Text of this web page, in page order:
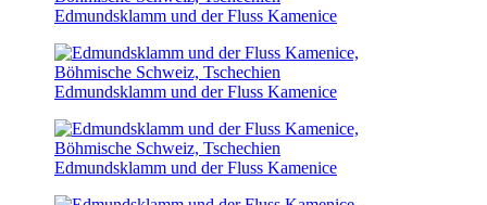
Edmundsklamm und der Fluss Kamenice
Edmundsklamm und der Fluss Kamenice
Edmundsklamm und der Fluss Kamenice